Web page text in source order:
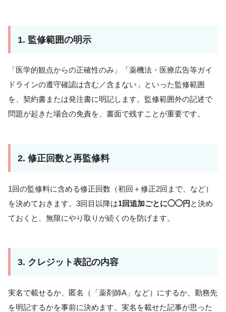
1. 監修範囲の明示
「医学的観点からの正確性のみ」「薬機法・医療広告等ガイ
ドラインの遵守確認は含む／含まない」といった監修範囲
を、契約書または発注書に明記します。監修範囲外の記述で
問題が起きた場合の免責を、書面で残すことが重要です。
2. 修正回数と再監修料
1回の監修料に含める修正回数（初回＋修正2回まで、など）
を決めておきます。3回目以降は1回追加ごとに◯◯円 と決め
ておくと、無限にやり取りが続くのを防げます。
3. クレジット表記の内容
実名で載せるか、匿名（「薬剤師A」など）にするか、勤務先
を明記するかを事前に決めます。実名を載せた記事が思った